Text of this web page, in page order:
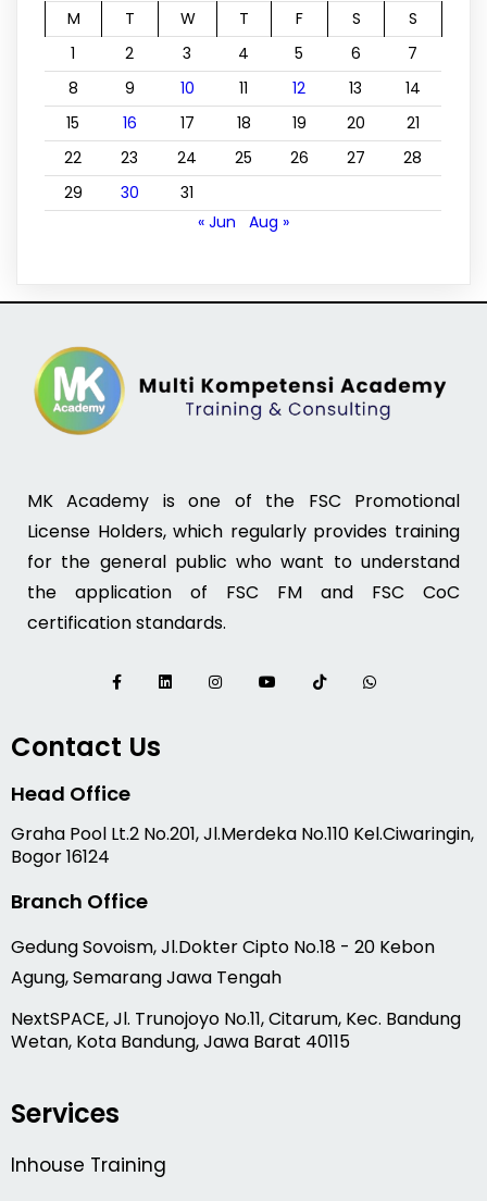
M
T W T F S
S
1
2 3 4 5 6
7
8
9 10 11 12 13
14
15
16 17 18 19 20
21
22
23 24 25 26 27
28
29
30
31
« Jun
Aug »
MK Academy is one of the FSC Promotional
License Holders, which regularly provides training
for the general public who want to understand
the application of FSC FM and FSC CoC
certification standards.
Contact Us
Head Office
Graha Pool Lt.2 No.201, Jl.Merdeka No.110 Kel.Ciwaringin,
Bogor 16124
Branch Office
Gedung Sovoism, Jl.Dokter Cipto No.18 - 20 Kebon
Agung, Semarang Jawa Tengah
NextSPACE, Jl. Trunojoyo No.11, Citarum, Kec. Bandung
Wetan, Kota Bandung, Jawa Barat 40115
Services
Inhouse Training